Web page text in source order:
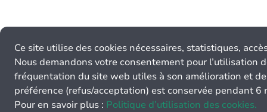
Ce site utilise des cookies nécessaires, statistiques,
Nous demandons votre consentement pour l’utilisation
fréquentation du site web utiles à son amélioration et
préférence (refus/acceptation) est conservée pendant 6
Pour en savoir plus : Politique d’utilisation des cookies.